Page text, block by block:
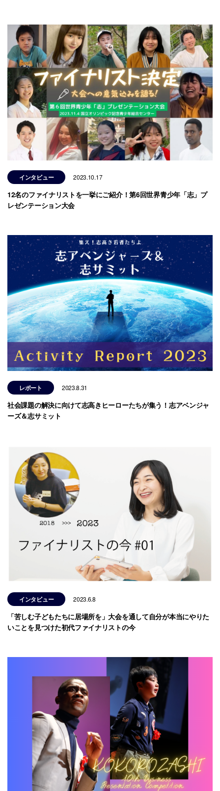
インタビュー 2023.10.17
12名のファイナリストを一挙にご紹介！第6回世界青少年「志」プ
レゼンテーション大会
レポート 2023.8.31
社会課題の解決に向けて志高きヒーローたちが集う！志アベンジャ
ーズ＆志サミット
インタビュー 2023.6.8
「苦しむ子どもたちに居場所を」大会を通して自分が本当にやりた
いことを見つけた初代ファイナリストの今